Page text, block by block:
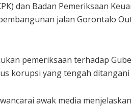
dan Badan Pemeriksaan
jalan Gorontalo
pemeriksaan terhadap
korupsi yang tengah ditangani
awak media